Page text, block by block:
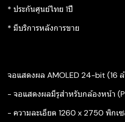
* ประกันศูนย์ไทย 1ปี
* มีบริการหลังการขาย
จอแสดงผล AMOLED 24-bit (16
- จอแสดงผลมีรูสำหรับกล้องหน้า
- ความละเอียด 1260 x 2750 พิกเ